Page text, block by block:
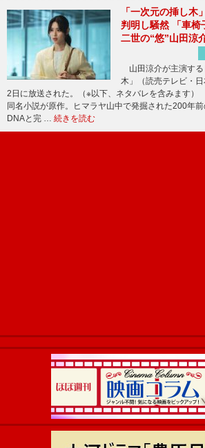
「一次元の挿し木
判明し騒然 「車椅
二世の“悠”山田涼
山田涼介が主演する
木」（読売テレビ・日
2日に放送された。（※以下、ネタバレを含みます
同名小説が原作。ヒマラヤ山中で発掘された200年
DNAと完 … 続きを読む